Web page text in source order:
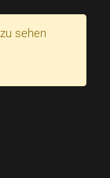
sehen